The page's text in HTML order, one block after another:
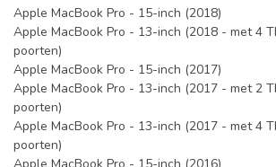
Apple MacBook Pro - 15-inch (2018)
Apple MacBook Pro - 13-inch (2018 - met 4
poorten)
Apple MacBook Pro - 15-inch (2017)
Apple MacBook Pro - 13-inch (2017 - met 2
poorten)
Apple MacBook Pro - 13-inch (2017 - met 4
poorten)